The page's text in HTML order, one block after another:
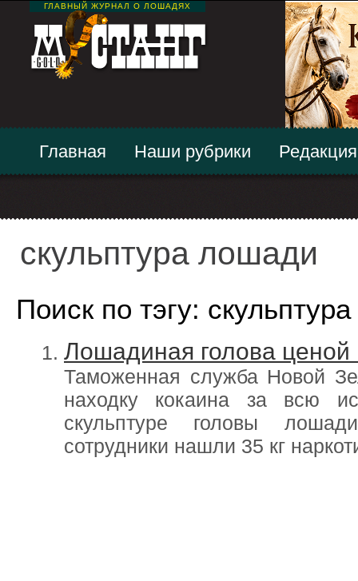
ГЛАВНЫЙ ЖУРНАЛ О ЛОШАДЯХ
Главная Наши рубрики Редакция
скульптура лошади
Поиск по тэгу:
Лошадиная голова
Таможенная служба Новой
находку кокаина за всю
скульптуре головы
сотрудники нашли 35 кг